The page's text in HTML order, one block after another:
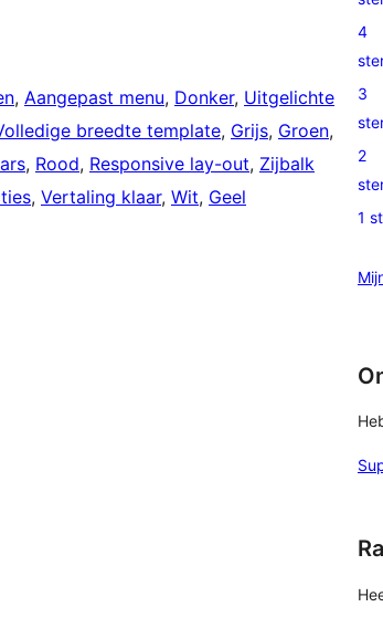
, Aangepast menu, Donker, Uitgelichte
breedte template, Grijs, Groen
, Rood, Responsive lay-out, Zijbalk
, Vertaling klaar, Wit, Geel
5
ster
0
4
4
0
3
3
0
2
2
2
1